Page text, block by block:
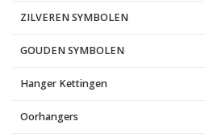
ZILVEREN SYMBOLEN
GOUDEN SYMBOLEN
Hanger Kettingen
Oorhangers